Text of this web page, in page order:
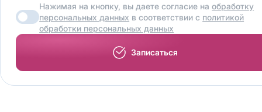
Нажимая на кнопку, вы даете согласие наобработку
персональных данных в соответствии с политикой
обработки персональных данных
Записаться